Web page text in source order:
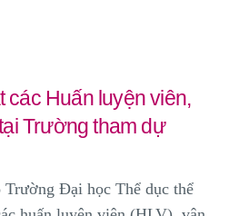
các Huấn luyện viên,
Trường tham dự
Đại học Thể dục thể